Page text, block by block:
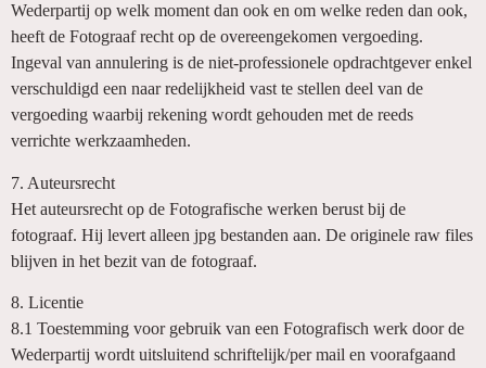
Wederpartij op welk moment dan ook en om welke reden dan ook,
heeft de Fotograaf recht op de overeengekomen vergoeding.
Ingeval van annulering is de niet-professionele opdrachtgever enkel
verschuldigd een naar redelijkheid vast te stellen deel van de
vergoeding waarbij rekening wordt gehouden met de reeds
verrichte werkzaamheden.
7. Auteursrecht
Het auteursrecht op de Fotografische werken berust bij de
fotograaf. Hij levert alleen jpg bestanden aan. De originele raw files
blijven in het bezit van de fotograaf.
8. Licentie
8.1 Toestemming voor gebruik van een Fotografisch werk door de
Wederpartij wordt uitsluitend schriftelijk/per mail en voorafgaand